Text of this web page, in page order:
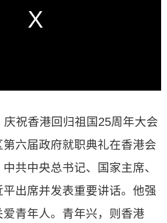
庆祝香港回归祖国25周年大会
六届政府就职典礼在香港会
共中央总书记、国家主席、
出席并发表重要讲话。他强
青年人。青年兴，则香港